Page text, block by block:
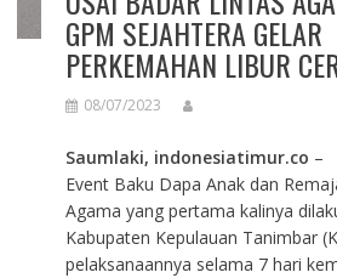
GPM SEJAHTERA GELAR
PERKEMAHAN LIBUR
08/07/2023
Saumlaki, indonesiatimur.co –
Event Baku Dapa Anak dan
Agama yang pertama kalinya
Kabupaten Kepulauan Tanimbar
pelaksanaannya selama 7 hari